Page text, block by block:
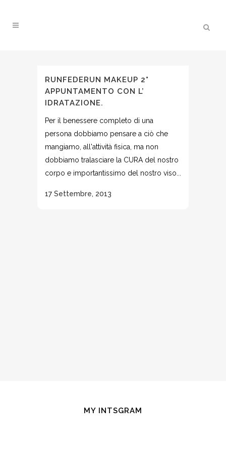
RUNFEDERUN MAKEUP 2°
APPUNTAMENTO CON L’
IDRATAZIONE.
Per il benessere completo di una
persona dobbiamo pensare a ciò che
mangiamo, all'attività fisica, ma non
dobbiamo tralasciare la CURA del nostro
corpo e importantissimo del nostro viso...
17 Settembre, 2013
MY INTSGRAM